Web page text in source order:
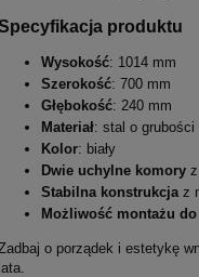
produktu
Wysokość: 1014 mm
Szerokość: 700 mm
Głębokość: 240 mm
Materiał: stal o grubości
Kolor: biały
Dwie uchylne komory
Stabilna konstrukcja z
Możliwość montażu
o porządek i estetykę
lata.